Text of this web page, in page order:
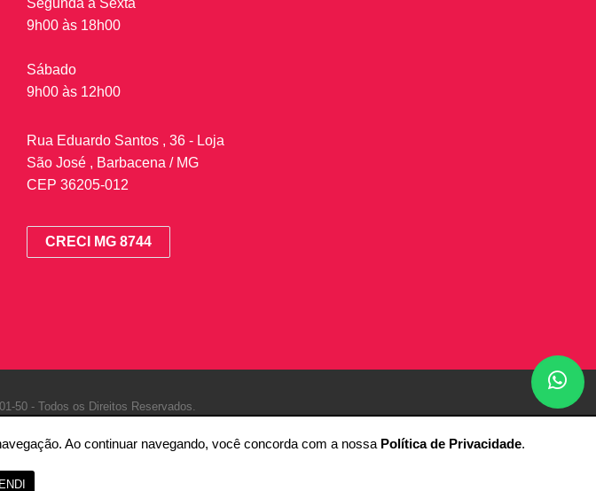
Segunda à Sexta
9h00 às 18h00
Sábado
9h00 às 12h00
Rua Eduardo Santos , 36 - Loja
São José , Barbacena / MG
CEP 36205-012
CRECI MG 8744
50 - Todos os Direitos Reservados.
Ao continuar navegando, você concorda com a nossa Política de Privacidade.